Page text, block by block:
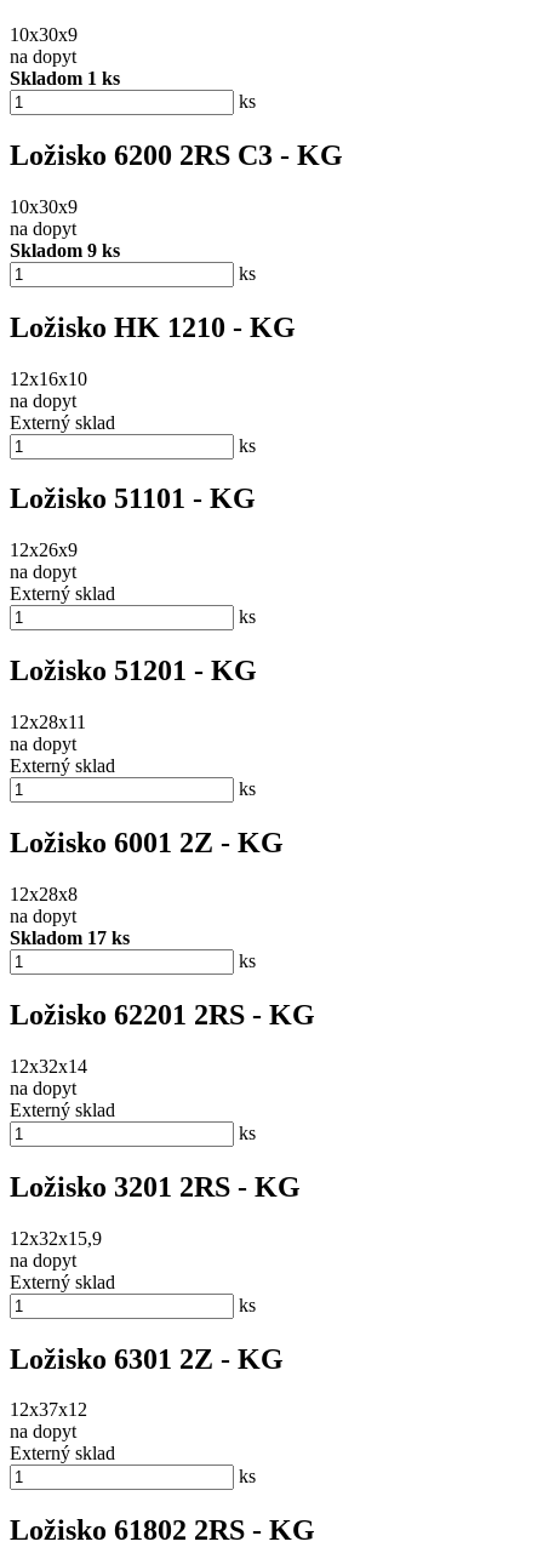
10x30x9
na dopyt
Skladom 1 ks
ks
Ložisko 6200 2RS C3 - KG
10x30x9
na dopyt
Skladom 9 ks
ks
Ložisko HK 1210 - KG
12x16x10
na dopyt
Externý sklad
ks
Ložisko 51101 - KG
12x26x9
na dopyt
Externý sklad
ks
Ložisko 51201 - KG
12x28x11
na dopyt
Externý sklad
ks
Ložisko 6001 2Z - KG
12x28x8
na dopyt
Skladom 17 ks
ks
Ložisko 62201 2RS - KG
12x32x14
na dopyt
Externý sklad
ks
Ložisko 3201 2RS - KG
12x32x15,9
na dopyt
Externý sklad
ks
Ložisko 6301 2Z - KG
12x37x12
na dopyt
Externý sklad
ks
Ložisko 61802 2RS - KG